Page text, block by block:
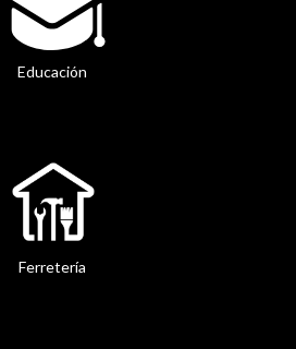
Educación
Ferretería